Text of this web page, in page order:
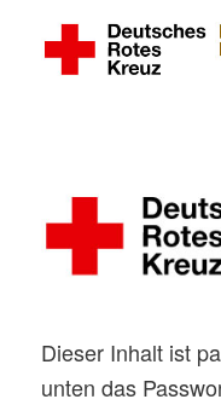
Dieser Inhalt ist
unten das